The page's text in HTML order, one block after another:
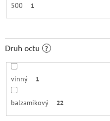
500 1
Druh octu ?
vinný 1
balzamikový 22